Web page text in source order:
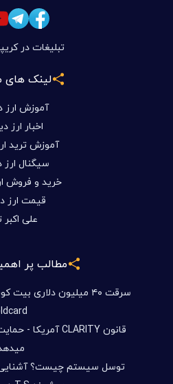
تبلیغات در
لینک های
آموزش ارز
اخبار ارز
آموزش ترید
سیگنال
خرید و فروش
قیمت ارز
علی
مطالب پر
سرقت ۴۰ میلیون دلاری
توسل سیستم چیست؟ آشنایی